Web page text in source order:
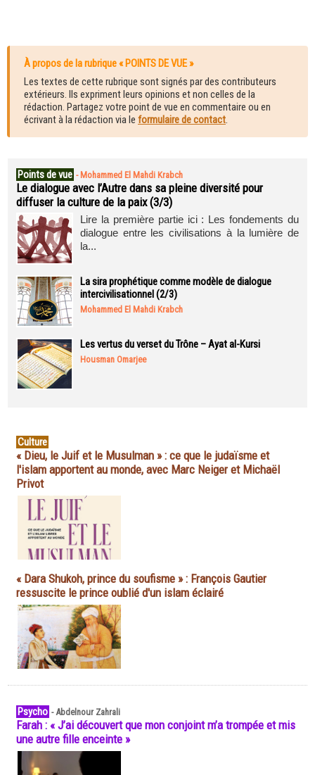
À propos de la rubrique « POINTS DE VUE »
Les textes de cette rubrique sont signés par des contributeurs
extérieurs. Ils expriment leurs opinions et non celles de la
rédaction. Partagez votre point de vue en commentaire ou en
écrivant à la rédaction via le formulaire de contact.
Points de vue - Mohammed El Mahdi Krabch
Le dialogue avec l’Autre dans sa pleine diversité pour
diffuser la culture de la paix (3/3)
Lire la première partie ici : Les fondements du
dialogue entre les civilisations à la lumière de
la...
La sira prophétique comme modèle de dialogue
intercivilisationnel (2/3)
Mohammed El Mahdi Krabch
Les vertus du verset du Trône – Ayat al-Kursi
Housman Omarjee
Culture
« Dieu, le Juif et le Musulman » : ce que le judaïsme et
l'islam apportent au monde, avec Marc Neiger et Michaël
Privot
« Dara Shukoh, prince du soufisme » : François Gautier
ressuscite le prince oublié d'un islam éclairé
Psycho -Abdelnour Zahrali
Farah : « J’ai découvert que mon conjoint m’a trompée et mis
une autre fille enceinte »